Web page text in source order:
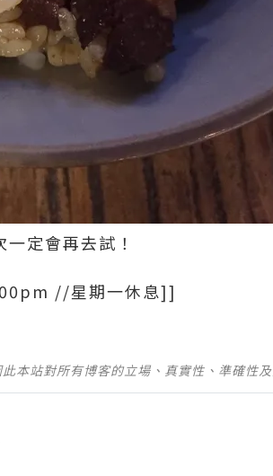
定會再去試！
//星期一休息]]
本站對所有博客的立場、真實性、準確性